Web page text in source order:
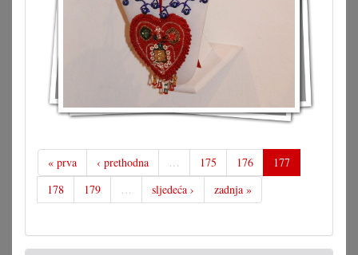
« prva ‹ prethodna … 175 176
177
178
179 … sljedeća › zadnja »